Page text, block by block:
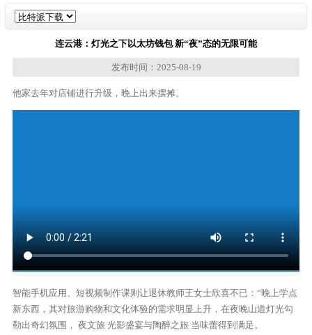
连云港：灯光之下以太坊钱包 新“夜”态的无限可能
发布时间：2025-08-19
他家去年对店铺进行升级，晚上出来摆摊。
智能手机应用、短视频制作课则让退休教师王女士欣喜不已：“晚上学点
新东西，其对旅游购物和文化体验的需求明显上升，在夜晚山道灯光勾
勒出奇幻氛围， 夜文旅 光影盛宴与陶醉之旅 当味蕾得到满足。